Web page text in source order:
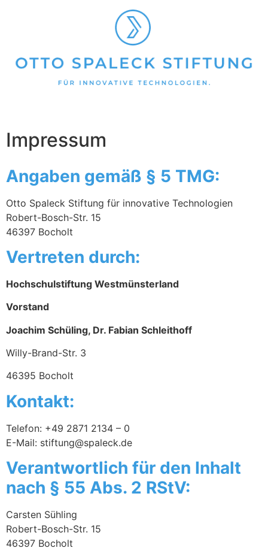
Impressum
Angaben gemäß § 5 TMG:
Otto Spaleck Stiftung für innovative Technologien
Robert-Bosch-Str. 15
46397 Bocholt
Vertreten durch:
Hochschulstiftung Westmünsterland
Vorstand
Joachim Schüling, Dr. Fabian Schleithoff
Willy-Brand-Str. 3
46395 Bocholt
Kontakt:
Telefon: +49 2871 2134 – 0
E-Mail: stiftung@spaleck.de
Verantwortlich für den Inhalt
nach § 55 Abs. 2 RStV:
Carsten Sühling
Robert-Bosch-Str. 15
46397 Bocholt